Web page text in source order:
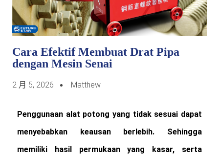
Cara Efektif Membuat Drat Pipa
dengan Mesin Senai
2 月 5, 2026 Matthew
Penggunaan alat potong yang tidak sesuai dapat
menyebabkan keausan berlebih. Sehingga
memiliki hasil permukaan yang kasar, serta